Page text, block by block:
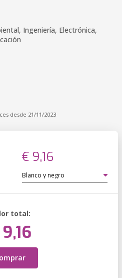
Ingeniería, Electrónica,
desde 21/11/2023
€ 9,16
total: